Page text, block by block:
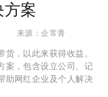
方案
来源：企常青
，以此来获得收益。
案，包含设立公司、记
助网红企业及个人解决